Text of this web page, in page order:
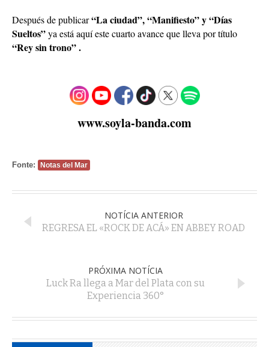
Después de publicar“La ciudad”, “Manifiesto” y “Días
Sueltos”ya está aquí este cuarto avance que lleva por título
“Rey sin trono” .
www.soyla-banda.com
Fonte: Notas del Mar
NOTÍCIA ANTERIOR
REGRESA EL «ROCK DE ACÁ» EN ABBEY ROAD
PRÓXIMA NOTÍCIA
Luck Ra llega a Mar del Plata con su
Experiencia 360°